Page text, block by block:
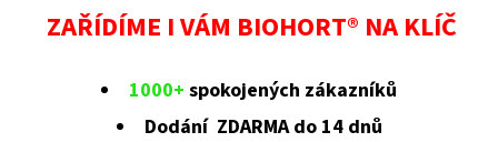
ZAŘÍDÍME I VÁM BIOHORT® NA KLÍČ
1000+ spokojených zákazníků
Dodání ZDARMA do 14 dnů